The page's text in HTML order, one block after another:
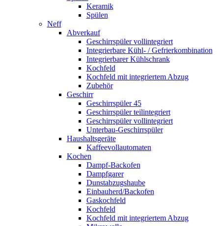
Keramik
Spülen
Neff
Abverkauf
Geschirrspüler vollintegriert
Integrierbare Kühl- / Gefrierkombination
Integrierbarer Kühlschrank
Kochfeld
Kochfeld mit integriertem Abzug
Zubehör
Geschirr
Geschirrspüler 45
Geschirrspüler teilintegriert
Geschirrspüler vollintegriert
Unterbau-Geschirrspüler
Haushaltsgeräte
Kaffeevollautomaten
Kochen
Dampf-Backofen
Dampfgarer
Dunstabzugshaube
Einbauherd/Backofen
Gaskochfeld
Kochfeld
Kochfeld mit integriertem Abzug